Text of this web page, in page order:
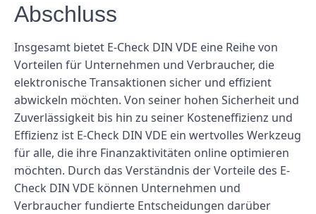
Abschluss
Insgesamt bietet E-Check DIN VDE eine Reihe von
Vorteilen für Unternehmen und Verbraucher, die
elektronische Transaktionen sicher und effizient
abwickeln möchten. Von seiner hohen Sicherheit und
Zuverlässigkeit bis hin zu seiner Kosteneffizienz und
Effizienz ist E-Check DIN VDE ein wertvolles Werkzeug
für alle, die ihre Finanzaktivitäten online optimieren
möchten. Durch das Verständnis der Vorteile des E-
Check DIN VDE können Unternehmen und
Verbraucher fundierte Entscheidungen darüber